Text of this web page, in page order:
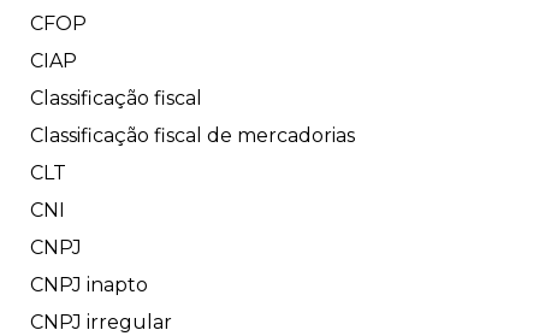
CFOP
CIAP
Classificação fiscal
Classificação fiscal de mercadorias
CLT
CNI
CNPJ
CNPJ inapto
CNPJ irregular